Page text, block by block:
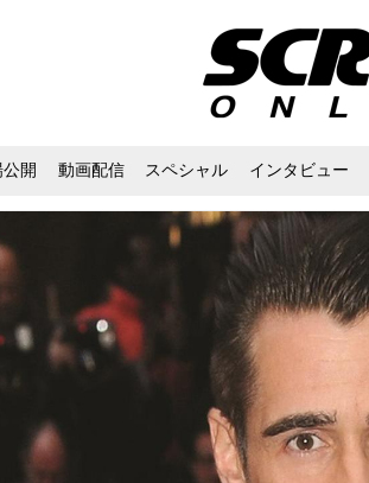
開 動画配信 スペシャル インタビュー